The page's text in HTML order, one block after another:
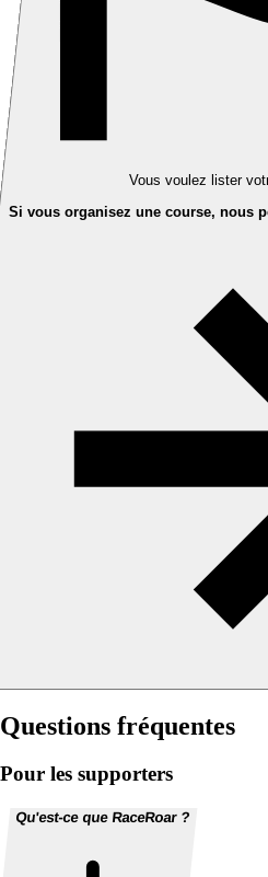
Vous voulez lister
Si vous organisez une course, nous
Questions fréquentes
Pour les supporters
Qu'est-ce que RaceRoar ?